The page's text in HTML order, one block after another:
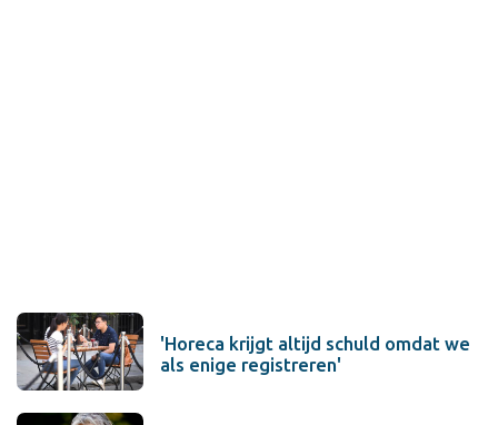
'Horeca krijgt altijd schuld omdat we
als enige registreren'